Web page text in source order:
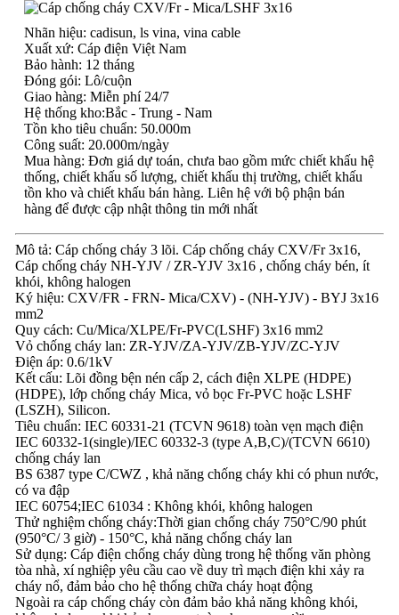
Nhãn hiệu: cadisun, ls vina, vina cable
Xuất xứ: Cáp điện Việt Nam
Bảo hành: 12 tháng
Đóng gói: Lô/cuộn
Giao hàng: Miễn phí 24/7
Hệ thống kho:Bắc - Trung - Nam
Tồn kho tiêu chuẩn: 50.000m
Công suất: 20.000m/ngày
Mua hàng: Đơn giá dự toán, chưa bao gồm mức chiết khấu hệ
thống, chiết khấu số lượng, chiết khấu thị trường, chiết khấu
tồn kho và chiết khấu bán hàng. Liên hệ với bộ phận bán
hàng để được cập nhật thông tin mới nhất
Mô tả: Cáp chống cháy 3 lõi. Cáp chống cháy CXV/Fr 3x16,
Cáp chống cháy NH-YJV / ZR-YJV 3x16 , chống cháy bén, ít
khói, không halogen
Ký hiệu: CXV/FR - FRN- Mica/CXV) - (NH-YJV) - BYJ 3x16
mm2
Quy cách: Cu/Mica/XLPE/Fr-PVC(LSHF) 3x16 mm2
Vỏ chống cháy lan: ZR-YJV/ZA-YJV/ZB-YJV/ZC-YJV
Điện áp: 0.6/1kV
Kết cấu: Lõi đồng bện nén cấp 2, cách điện XLPE (HDPE)
(HDPE), lớp chống cháy Mica, vỏ bọc Fr-PVC hoặc LSHF
(LSZH), Silicon.
Tiêu chuẩn: IEC 60331-21 (TCVN 9618) toàn vẹn mạch điện
IEC 60332-1(single)/IEC 60332-3 (type A,B,C)/(TCVN 6610)
chống cháy lan
BS 6387 type C/CWZ , khả năng chống cháy khi có phun nước,
có va đập
IEC 60754;IEC 61034 : Không khói, không halogen
Thử nghiệm chống cháy:Thời gian chống cháy 750°C/90 phút
(950°C/ 3 giờ) - 150°C, khả năng chống cháy lan
Sử dụng: Cáp điện chống cháy dùng trong hệ thống văn phòng
tòa nhà, xí nghiệp yêu cầu cao về duy trì mạch điện khi xảy ra
cháy nổ, đảm bảo cho hệ thống chữa cháy hoạt động
Ngoài ra cáp chống cháy còn đảm bảo khả năng không khói,